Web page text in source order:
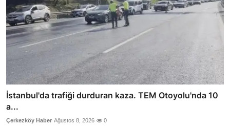
İstanbul'da trafiği durduran kaza. TEM Otoyolu'nda 10
a...
Çerkezköy Haber Ağustos 8, 2026 0